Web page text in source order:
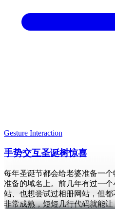
Gesture Interaction
手势交互圣诞树惊喜
每年圣诞节都会给老婆准备一
准备的域名上。前几年有过一
站、也想尝试过相册网站，但
非常成熟，短短几行代码就能